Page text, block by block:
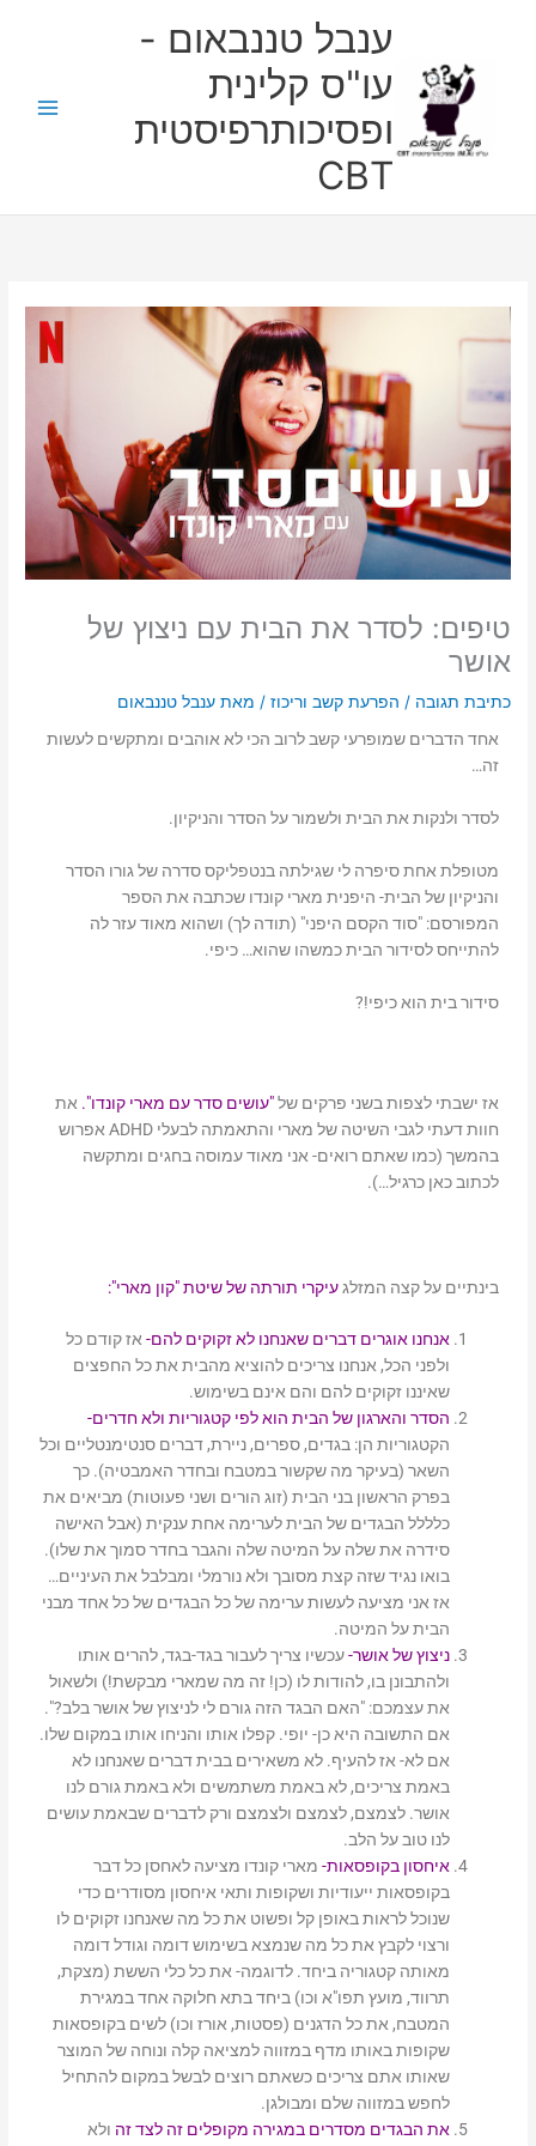
ענבל טננבאום -
עו"ס קלינית
ופסיכותרפיסטית
CBT
טיפים: לסדר את הבית עם ניצוץ של
אושר
כתיבת תגובה / הפרעת קשב וריכוז / מאתענבל טננבאום
אחד הדברים שמופרעי קשב לרוב הכי לא אוהבים ומתקשים לעשות
זה…
לסדר ולנקות את הבית ולשמור על הסדר והניקיון.
מטופלת אחת סיפרה לי שגילתה בנטפליקס סדרה של גורו הסדר
והניקיון של הבית- היפנית מארי קונדו שכתבה את הספר
המפורסם: "סוד הקסם היפני" (תודה לך) ושהוא מאוד עזר לה
להתייחס לסידור הבית כמשהו שהוא… כיפי.
סידור בית הוא כיפי!?
אז ישבתי לצפות בשני פרקים של"עושים סדר עם מארי קונדו". את
חוות דעתי לגבי השיטה של מארי והתאמתה לבעלי ADHD אפרוש
בהמשך (כמו שאתם רואים- אני מאוד עמוסה בחגים ומתקשה
לכתוב כאן כרגיל…).
בינתיים על קצה המזלגעיקרי תורתה של שיטת "קון מארי":
אנחנו אוגרים דברים שאנחנו לא זקוקים להם-אז קודם כל
ולפני הכל, אנחנו צריכים להוציא מהבית את כל החפצים
שאיננו זקוקים להם והם אינם בשימוש.
הסדר והארגון של הבית הוא לפי קטגוריות ולא חדרים-
הקטגוריות הן: בגדים, ספרים, ניירת, דברים סנטימנטליים וכל
השאר (בעיקר מה שקשור במטבח ובחדר האמבטיה). כך
בפרק הראשון בני הבית (זוג הורים ושני פעוטות) מביאים את
כלללל הבגדים של הבית לערימה אחת ענקית (אבל האישה
סידרה את שלה על המיטה שלה והגבר בחדר סמוך את שלו).
בואו נגיד שזה קצת מסובך ולא נורמלי ומבלבל את העיניים…
אז אני מציעה לעשות ערימה של כל הבגדים של כל אחד מבני
הבית על המיטה.
ניצוץ של אושר-עכשיו צריך לעבור בגד-בגד, להרים אותו
ולהתבונן בו, להודות לו (כן! זה מה שמארי מבקשת!) ולשאול
את עצמכם: "האם הבגד הזה גורם לי לניצוץ של אושר בלב?".
אם התשובה היא כן- יופי. קפלו אותו והניחו אותו במקום שלו.
אם לא- אז להעיף. לא משאירים בבית דברים שאנחנו לא
באמת צריכים, לא באמת משתמשים ולא באמת גורם לנו
אושר. לצמצם, לצמצם ולצמצם ורק לדברים שבאמת עושים
לנו טוב על הלב.
איחסון בקופסאות- מארי קונדו מציעה לאחסן כל דבר
בקופסאות ייעודיות ושקופות ותאי איחסון מסודרים כדי
שנוכל לראות באופן קל ופשוט את כל מה שאנחנו זקוקים לו
ורצוי לקבץ את כל מה שנמצא בשימוש דומה וגודל דומה
מאותה קטגוריה ביחד. לדוגמה- את כל כלי הששת (מצקת,
תרווד, מועץ תפו"א וכו) ביחד בתא חלוקה אחד במגירת
המטבח, את כל הדגנים (פסטות, אורז וכו) לשים בקופסאות
שקופות באותו מדף במזווה למציאה קלה ונוחה של המוצר
שאותו אתם צריכים כשאתם רוצים לבשל במקום להתחיל
לחפש במזווה שלם ומבולגן.
את הבגדים מסדרים במגירה מקופלים זה לצד זה ולא